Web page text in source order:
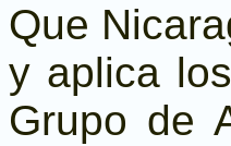
Que
y aplica
Grupo de